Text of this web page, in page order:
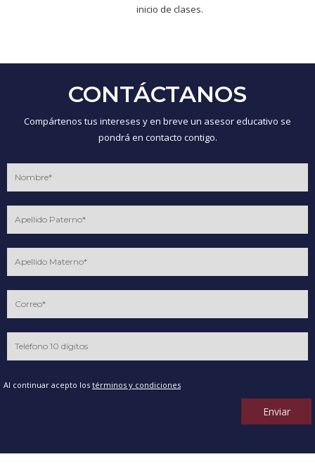
inicio de clases.
CONTÁCTANOS
Compártenos tus intereses y en breve un asesor educativo se
pondrá en contacto contigo.
Al continuar acepto los términos y condiciones
Enviar